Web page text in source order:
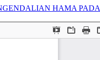
HAMA PADA